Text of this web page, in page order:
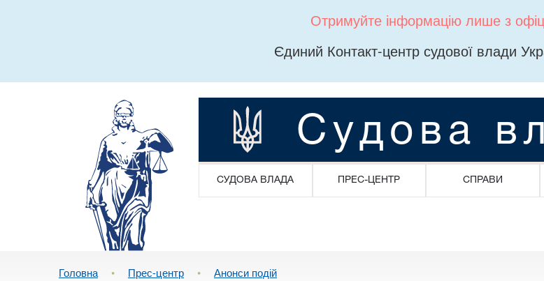
Отримуйте інформацію лише з
Єдиний Контакт-центр судової влади
Судова
СУДОВА ВЛАДА ПРЕС-ЦЕНТР СПРАВИ
Головна • Прес-центр • Анонси подій